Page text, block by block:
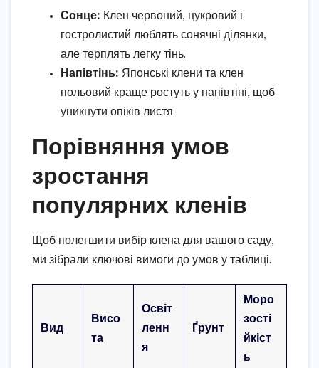
Сонце: Клен червоний, цукровий і
гостролистий люблять сонячні ділянки,
але терплять легку тінь.
Напівтінь: Японські клени та клен
польовий краще ростуть у напівтіні, щоб
уникнути опіків листя.
Порівняння умов
зростання
популярних кленів
Щоб полегшити вибір клена для вашого саду,
ми зібрали ключові вимоги до умов у таблиці.
Вид
Висо
та
Освіт
ленн
я
Ґрунт
Моро
зості
йкіст
ь